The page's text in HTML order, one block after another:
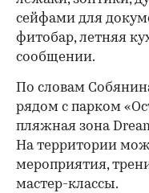
сейфами для
фитобар, летняя
сообщении.
По словам
рядом с парком
пляжная зона
На территории
мероприятия,
мастер-классы.